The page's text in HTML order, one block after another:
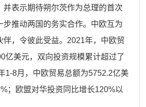
并表示期待朔尔茨作为总理的首次
步推动两国的务实合作。中欧互为
伴，令彼此受益。2021年，中欧贸
亿美元，双向投资规模累计超过了
1-8月，中欧贸易总额为5752.2亿美
；欧盟对华投资同比增长120%以